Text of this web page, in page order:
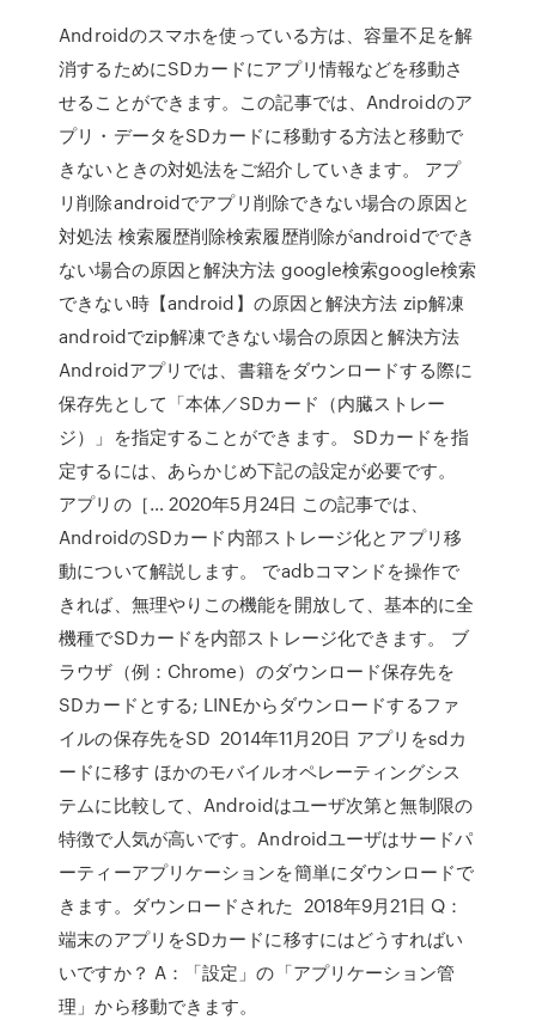
Androidのスマホを使っている方は、容量不足を解
消するためにSDカードにアプリ情報などを移動さ
せることができます。この記事では、Androidのア
プリ・データをSDカードに移動する方法と移動で
きないときの対処法をご紹介していきます。 アプ
リ削除androidでアプリ削除できない場合の原因と
対処法 検索履歴削除検索履歴削除がandroidででき
ない場合の原因と解決方法 google検索google検索
できない時【android】の原因と解決方法 zip解凍
androidでzip解凍できない場合の原因と解決方法
Androidアプリでは、書籍をダウンロードする際に
保存先として「本体／SDカード（内臓ストレー
ジ）」を指定することができます。 SDカードを指
定するには、あらかじめ下記の設定が必要です。
アプリの［… 2020年5月24日 この記事では、
AndroidのSDカード内部ストレージ化とアプリ移
動について解説します。 でadbコマンドを操作で
きれば、無理やりこの機能を開放して、基本的に全
機種でSDカードを内部ストレージ化できます。 ブ
ラウザ（例：Chrome）のダウンロード保存先を
SDカードとする; LINEからダウンロードするファ
イルの保存先をSD 2014年11月20日 アプリをsdカ
ードに移す ほかのモバイルオペレーティングシス
テムに比較して、Androidはユーザ次第と無制限の
特徴で人気が高いです。Androidユーザはサードパ
ーティーアプリケーションを簡単にダウンロードで
きます。ダウンロードされた 2018年9月21日 Q：
端末のアプリをSDカードに移すにはどうすればい
いですか？ A：「設定」の「アプリケーション管
理」から移動できます。